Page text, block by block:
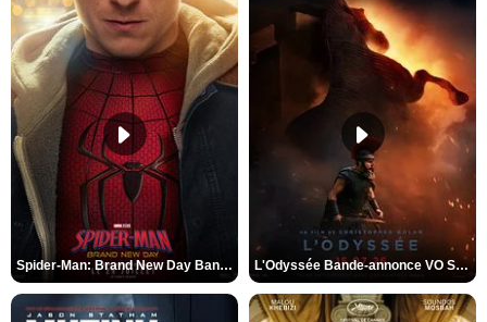
Spider-Man: Brand New Day Bande-annonce VO STFR L'Odyssée Bande-annonce VO STFR